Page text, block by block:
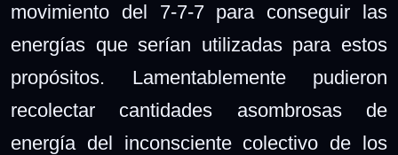
movimiento del 7-7-7 para conseguir las
energías que serían utilizadas para estos
propósitos. Lamentablemente pudieron
recolectar cantidades asombrosas de
energía del inconsciente colectivo de los